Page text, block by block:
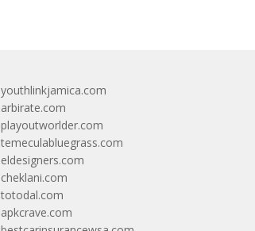
youthlinkjamica.com
arbirate.com
playoutworlder.com
temeculabluegrass.com
eldesigners.com
cheklani.com
totodal.com
apkcrave.com